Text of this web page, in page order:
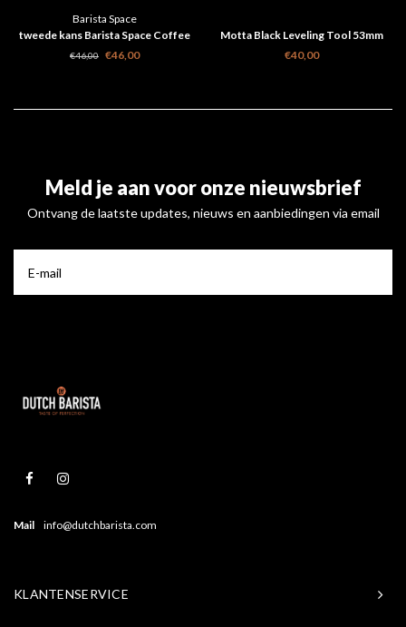
Barista Space
tweede kans Barista Space Coffee
Tamper Goud 58mm
€46,00 €46,00
Motta Black Leveling Tool 53mm
€40,00
Meld je aan voor onze nieuwsbrief
Ontvang de laatste updates, nieuws en aanbiedingen via email
Mail info@dutchbarista.com
KLANTENSERVICE